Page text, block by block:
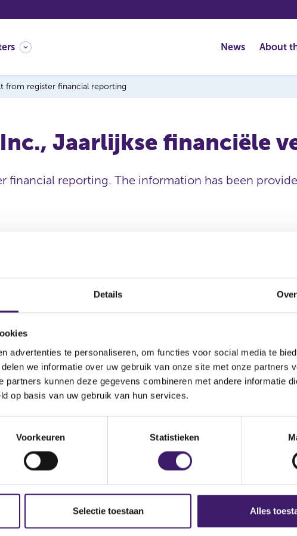
Details Over
advertenties te personaliseren, om functies voor social media te
we informatie over uw gebruik van onze site met onze partners
partners kunnen deze gegevens combineren met andere informatie
op basis van uw gebruik van hun services.
Voorkeuren Statistieken
Selectie toestaan Alles
News About
from register financial reporting
Jaarlijkse financiële
reporting. The information has been
Agility
984500c784dd41e4ac47-2025-12-31-1-en (1)-a2510-03551.zip